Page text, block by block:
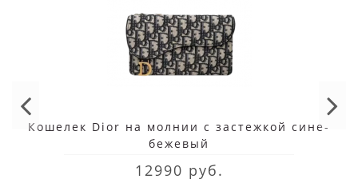
Кошелек Dior на молнии с застежкой сине-
бежевый
12990 руб.